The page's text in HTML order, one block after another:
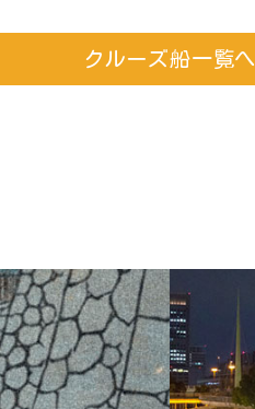
クルーズ船一覧へ